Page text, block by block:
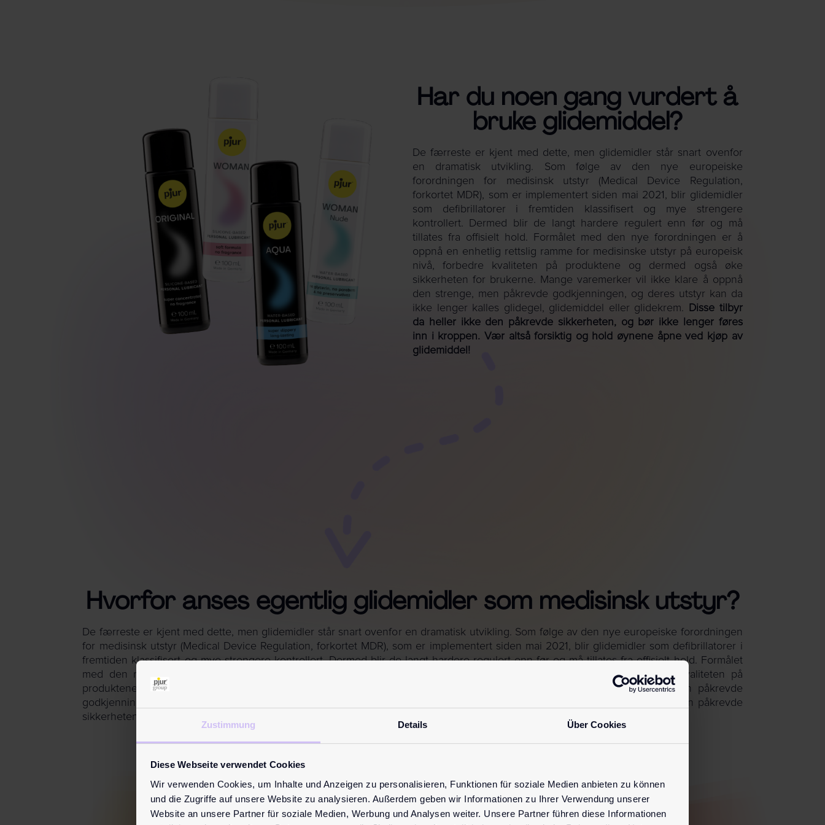
Zustimmung Details Über Cookies
Diese Webseite verwendet Cookies
Wir verwenden Cookies, um Inhalte und Anzeigen zu personalisieren, Funktionen für soziale Medien anbieten zu können
und die Zugriffe auf unsere Website zu analysieren. Außerdem geben wir Informationen zu Ihrer Verwendung unserer
Website an unsere Partner für soziale Medien, Werbung und Analysen weiter. Unsere Partner führen diese Informationen
Har du noen gang vurdert å
bruke glidemiddel?
De færreste er kjent med dette, men glidemidler står snart ovenfor
en dramatisk utvikling. Som følge av den nye europeiske
forordningen for medisinsk utstyr (Medical Device Regulation,
forkortet MDR), som er implementert siden mai 2021, blir glidemidler
som defibrillatorer i fremtiden klassifisert og mye strengere
kontrollert. Dermed blir de langt hardere regulert enn før og må
tillates fra offisielt hold. Formålet med den nye forordningen er å
oppnå en enhetlig rettslig ramme for medisinske utstyr på europeisk
nivå, forbedre kvaliteten på produktene og dermed også øke
sikkerheten for brukerne. Mange varemerker vil ikke klare å oppnå
den strenge, men påkrevde godkjenningen, og deres utstyr kan da
ikke lenger kalles glidegel, glidemiddel eller glidekrem.
Disse tilbyr
da heller ikke den påkrevde sikkerheten, og bør ikke lenger føres
inn i kroppen. Vær altså forsiktig og hold øynene åpne ved kjøp av
glidemiddel!
Hvorfor anses egentlig glidemidler som medisinsk utstyr?
De færreste er kjent med dette, men glidemidler står snart ovenfor en dramatisk utvikling. Som følge av den nye europeiske forordningen
for medisinsk utstyr (Medical Device Regulation, forkortet MDR), som er implementert siden mai 2021, blir glidemidler som defibrillatorer i
fremtiden klassifisert og mye strengere kontrollert. Dermed blir de langt hardere regulert enn før og må tillates fra offisielt hold. Formålet
med den nye forordningen er å oppnå en enhetlig rettslig ramme for medisinske utstyr på europeisk nivå, forbedre kvaliteten på
produktene og dermed også øke sikkerheten for brukerne. Mange varemerker vil ikke klare å oppnå den strenge, men påkrevde
godkjenningen, og deres utstyr kan da ikke lenger kalles glidegel, glidemiddel eller glidekrem. Disse tilbyr da heller ikke den påkrevde
sikkerheten, og bør ikke lenger føres inn i kroppen.
Vær altså forsiktig og hold øynene åpne ved kjøp av glidemiddel!